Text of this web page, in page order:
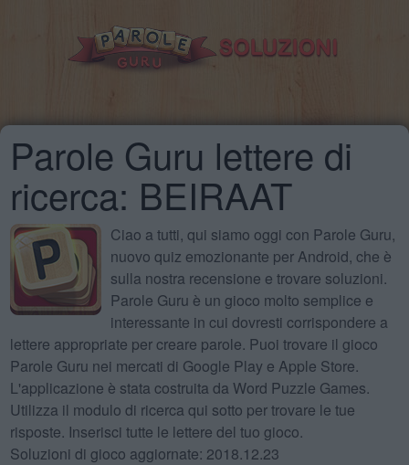
Parole Guru lettere di
ricerca: BEIRAAT
Ciao a tutti, qui siamo oggi con Parole Guru,
nuovo quiz emozionante per Android, che è
sulla nostra recensione e trovare soluzioni.
Parole Guru è un gioco molto semplice e
interessante in cui dovresti corrispondere a
lettere appropriate per creare parole. Puoi trovare il gioco
Parole Guru nei mercati di Google Play e Apple Store.
L'applicazione è stata costruita da Word Puzzle Games.
Utilizza il modulo di ricerca qui sotto per trovare le tue
risposte. Inserisci tutte le lettere del tuo gioco.
Soluzioni di gioco aggiornate: 2018.12.23